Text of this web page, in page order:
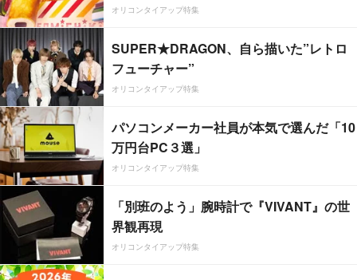
オリコンタイアップ特集
SUPER★DRAGON、自ら描いた”レトロ
フューチャー”
オリコンタイアップ特集
パソコンメーカー社員が本気で選んだ「10
万円台PC３選」
オリコンタイアップ特集
「別班のよう」腕時計で『VIVANT』の世
界観再現
オリコンタイアップ特集